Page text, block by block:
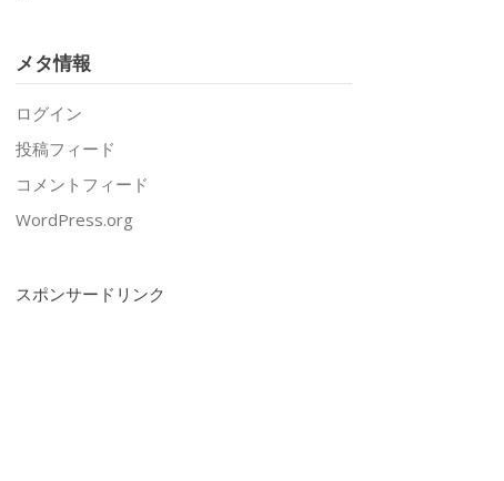
メタ情報
ログイン
投稿フィード
コメントフィード
WordPress.org
スポンサードリンク